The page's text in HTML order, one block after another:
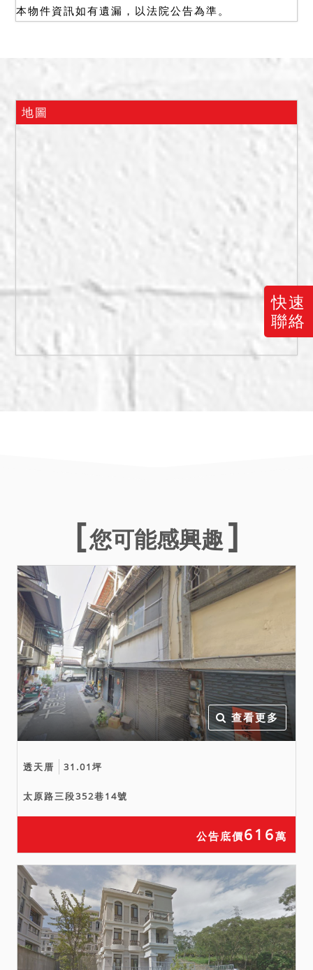
快速
聯絡
最高者得標。
前堆置廣告傳單及信件，屋
住。本案測量時，系爭建物
物凌亂，部分牆壁有壁癌。
1、5土地上有建物，編號2
為社區公園，編號4土地為雜
木林，編號6土地為社區公園
及水塔。應買人請自行查
證，拍定後編號1、2建物按
現況點交，其餘不點交。
六、編號2建物係編號1建物
之增建部分，並未辦理建築
物所有權第一次登記，拍定
本物件資訊如有遺漏，以法院公告為準。
地圖
您可能感興趣
查看更多
透天厝 31.01坪
太原路三段352巷14號
公告底價616萬